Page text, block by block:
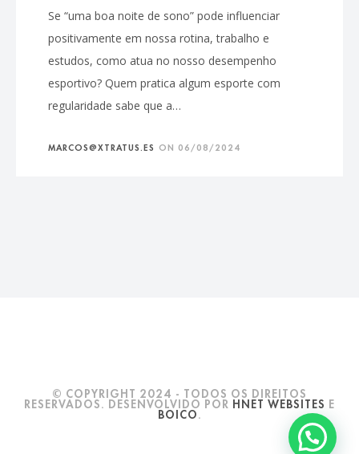
Se “uma boa noite de sono” pode influenciar
positivamente em nossa rotina, trabalho e
estudos, como atua no nosso desempenho
esportivo? Quem pratica algum esporte com
regularidade sabe que a…
MARCOS@XTRATUS.ES ON 06/08/2024
© COPYRIGHT 2024 - TODOS OS DIREITOS
RESERVADOS. DESENVOLVIDO POR HNET WEBSITES E
BOICO.